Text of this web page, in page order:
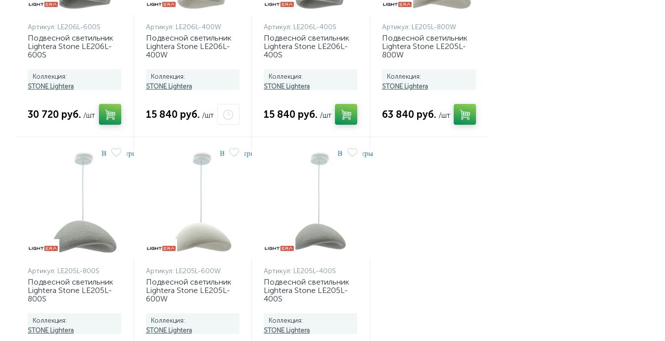
Артикул: LE206L-600S
Подвесной светильник
Lightera Stone LE206L-
600S
Коллекция:
STONE Lightera
30 720 руб. /шт
Артикул: LE206L-400W
Подвесной светильник
Lightera Stone LE206L-
400W
Коллекция:
STONE Lightera
15 840 руб. /шт
Артикул: LE206L-400S
Подвесной светильник
Lightera Stone LE206L-
400S
Коллекция:
STONE Lightera
15 840 руб. /шт
Артикул: LE205L-800W
Подвесной светильник
Lightera Stone LE205L-
800W
Коллекция:
STONE Lightera
63 840 руб. /шт
Артикул: LE205L-800S
Подвесной светильник
Lightera Stone LE205L-
800S
Коллекция:
STONE Lightera
Артикул: LE205L-600W
Подвесной светильник
Lightera Stone LE205L-
600W
Коллекция:
STONE Lightera
Артикул: LE205L-400S
Подвесной светильник
Lightera Stone LE205L-
400S
Коллекция:
STONE Lightera